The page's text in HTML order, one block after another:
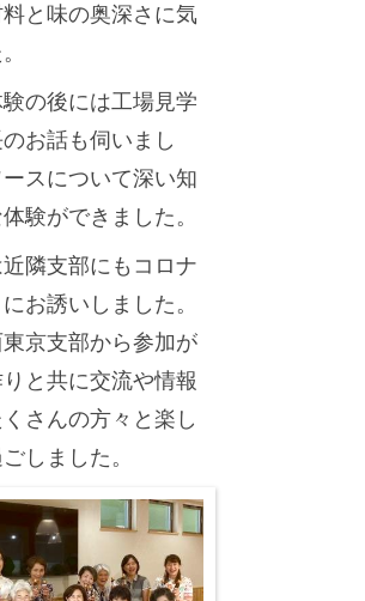
と味の奥深さに気
の後には工場見学
お話も伺いまし
スについて深い知
験ができました。
隣支部にもコロナ
お誘いしました。
京支部から参加が
と共に交流や情報
さんの方々と楽し
しました。